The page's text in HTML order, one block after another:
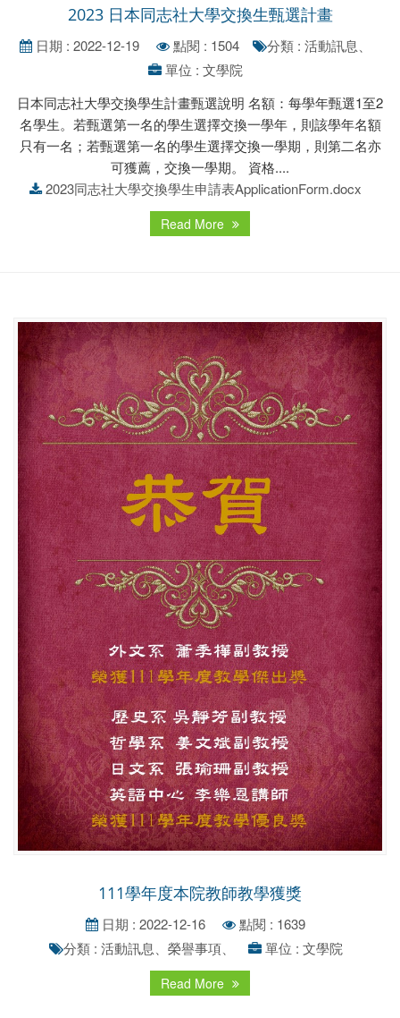
2023 日本同志社大學交換生甄選計畫
日期 : 2022-12-19 點閱 : 1504
分類 : 活動訊息、
單位 : 文學院
日本同志社大學交換學生計畫甄選說明 名額：每學年甄選1至2
名學生。若甄選第一名的學生選擇交換一學年，則該學年名額
只有一名；若甄選第一名的學生選擇交換一學期，則第二名亦
可獲薦，交換一學期。 資格....
2023同志社大學交換學生申請表ApplicationForm.docx
Read More
111學年度本院教師教學獲獎
日期 : 2022-12-16
點閱 : 1639
分類 : 活動訊息、榮譽事項、
單位 : 文學院
Read More